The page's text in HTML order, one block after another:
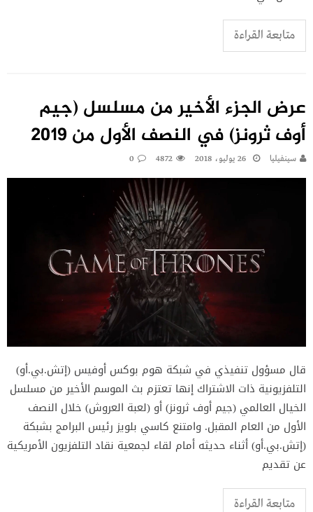
متابعة القراءة
عرض الجزء الأخير من مسلسل (جيم
أوف ثرونز) في النصف الأول من 2019
سينفيليا 26 يوليو، 2018 4872
0
قال مسؤول تنفيذي في شبكة هوم بوكس أوفيس (إتش.بي.أو)
التلفزيونية ذات الاشتراك إنها تعتزم بث الموسم الأخير من مسلسل
الخيال العالمي (جيم أوف ثرونز) أو (لعبة العروش) خلال النصف
الأول من العام المقبل. وامتنع كاسي بلويز رئيس البرامج بشبكة
(إتش.بي.أو) أثناء حديثه أمام لقاء لجمعية نقاد التلفزيون الأمريكية
عن تقديم
متابعة القراءة